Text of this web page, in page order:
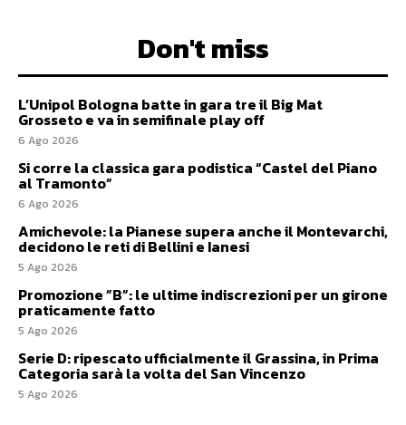
Don't miss
L’Unipol Bologna batte in gara tre il Big Mat
Grosseto e va in semifinale play off
6 Ago 2026
Si corre la classica gara podistica “Castel del Piano
al Tramonto”
6 Ago 2026
Amichevole: la Pianese supera anche il Montevarchi,
decidono le reti di Bellini e Ianesi
5 Ago 2026
Promozione ”B”: le ultime indiscrezioni per un girone
praticamente fatto
5 Ago 2026
Serie D: ripescato ufficialmente il Grassina, in Prima
Categoria sarà la volta del San Vincenzo
5 Ago 2026